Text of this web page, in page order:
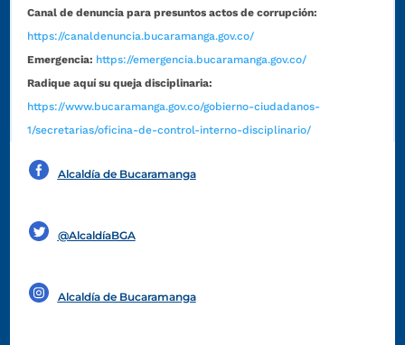
Canal de denuncia para presuntos actos de corrupción:
https://canaldenuncia.bucaramanga.gov.co/
Emergencia: https://emergencia.bucaramanga.gov.co/
Radique aquí su queja disciplinaria:
https://www.bucaramanga.gov.co/gobierno-ciudadanos-
1/secretarias/oficina-de-control-interno-disciplinario/
Alcaldía de Bucaramanga
@AlcaldíaBGA
Alcaldía de Bucaramanga